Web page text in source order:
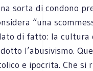
sorta di condono
“una
di fatto: la cultura
l’abusivismo.
e ipocrita. Che si